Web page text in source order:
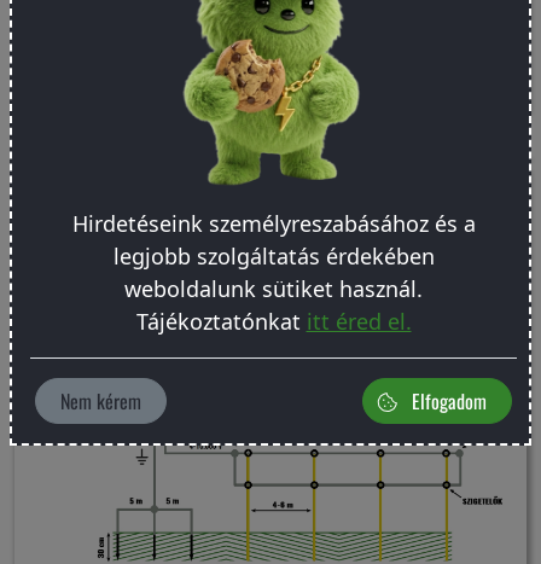
Olvasd el a cikket
Tervezz villanypásztort 5 perc alatt!
Hirdetéseink személyreszabásához és a
legjobb szolgáltatás érdekében
weboldalunk sütiket használ.
Tájékoztatónkat itt éred el.
Nem kérem Elfogadom